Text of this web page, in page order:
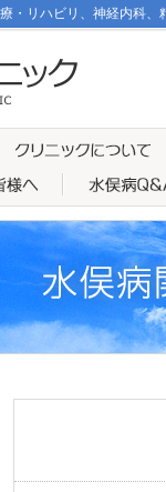
リハビリ、神経内科、